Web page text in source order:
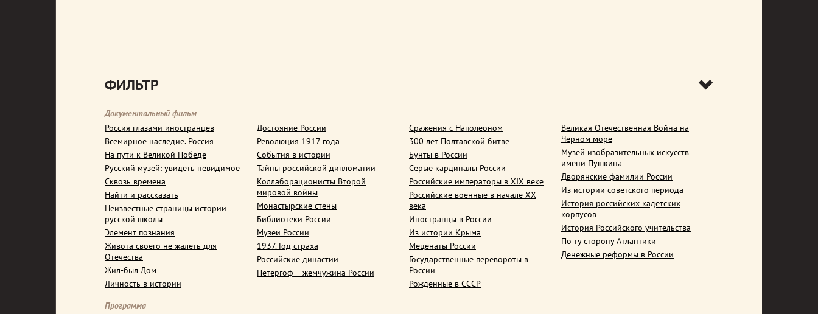
ФИЛЬТР
Документальный фильм
Россия глазами иностранцев
Всемирное наследие. Россия
На пути к Великой Победе
Русский музей: увидеть невидимое
Сквозь времена
Найти и рассказать
Неизвестные страницы истории
русской школы
Элемент познания
Живота своего не жалеть для
Отечества
Жил-был Дом
Личность в истории
Достояние России
Революция 1917 года
События в истории
Тайны российской дипломатии
Коллаборационисты Второй
мировой войны
Монастырские стены
Библиотеки России
Музеи России
1937. Год страха
Российские династии
Петергоф – жемчужина России
Сражения с Наполеоном
300 лет Полтавской битве
Бунты в России
Серые кардиналы России
Российские императоры в XIX веке
Российские военные в начале ХХ
века
Иностранцы в России
Из истории Крыма
Меценаты России
Государственные перевороты в
России
Рожденные в СССР
Великая Отечественная Война на
Черном море
Музей изобразительных искусств
имени Пушкина
Дворянские фамилии России
Из истории советского периода
История российских кадетских
корпусов
История Российского учительства
По ту сторону Атлантики
Денежные реформы в России
Программа